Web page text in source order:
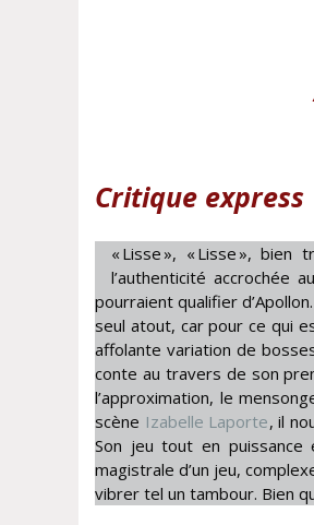
Critique express
« Lisse », « Lisse »,
l’authenticité accrochée
pourraient qualifier
seul atout, car pour ce qui
affolante variation de
conte au travers de son
l’approximation, le
scène Izabelle Laporte, il
Son jeu tout en
magistrale d’un jeu,
vibrer tel un tambour. Bien